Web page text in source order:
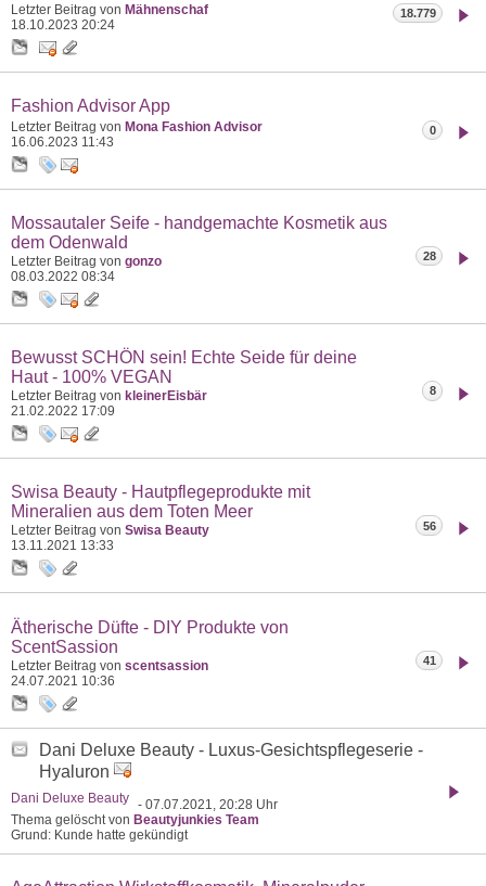
Letzter Beitrag von Mähnenschaf
18.10.2023 20:24
18.779
Fashion Advisor App
Letzter Beitrag von Mona Fashion Advisor
16.06.2023 11:43
0
Mossautaler Seife - handgemachte Kosmetik aus
dem Odenwald
Letzter Beitrag von gonzo
08.03.2022 08:34
28
Bewusst SCHÖN sein! Echte Seide für deine
Haut - 100% VEGAN
Letzter Beitrag von kleinerEisbär
21.02.2022 17:09
8
Swisa Beauty - Hautpflegeprodukte mit
Mineralien aus dem Toten Meer
Letzter Beitrag von Swisa Beauty
13.11.2021 13:33
56
Ätherische Düfte - DIY Produkte von
ScentSassion
Letzter Beitrag von scentsassion
24.07.2021 10:36
41
Dani Deluxe Beauty - Luxus-Gesichtspflegeserie -
Hyaluron
Dani Deluxe Beauty - 07.07.2021, 20:28 Uhr
Thema gelöscht von Beautyjunkies Team
Grund: Kunde hatte gekündigt